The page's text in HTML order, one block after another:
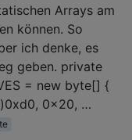
Arrays am
können. So
ich denke, es
geben. private
= new byte[] {
0x20, …